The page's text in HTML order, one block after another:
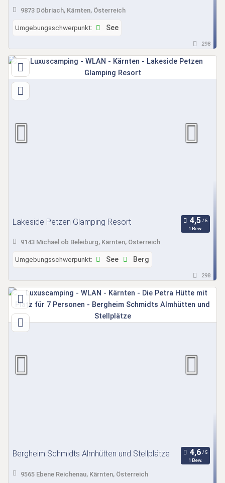
9873 Döbriach, Kärnten, Österreich
Umgebungsschwerpunkt: See
298
Lakeside Petzen Glamping Resort
1 Bew.
9143 Michael ob Beleiburg, Kärnten, Österreich
Umgebungsschwerpunkt: See Berg
298
Bergheim Schmidts Almhütten und Stellplätze
1 Bew.
9565 Ebene Reichenau, Kärnten, Österreich